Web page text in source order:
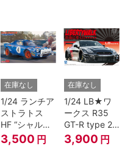
在庫なし
1/24 ランチア
ストラトス
HF “シャルド
ネ”
3,500 円
在庫なし
1/24 LB★ワ
ークス R35
GT-R type 2
Ver.2
3,900 円